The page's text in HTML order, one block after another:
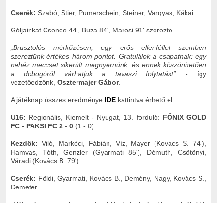
Cserék: Szabó, Stier, Pumerschein, Steiner, Vargyas, Kákai
Góljainkat Csende 44', Buza 84', Marosi 91' szerezte.
„Brusztolós mérkőzésen, egy erős ellenféllel szemben
szereztünk értékes három pontot. Gratulálok a csapatnak: egy
nehéz meccset sikerült megnyernünk, és ennek köszönhetően
a dobogóról várhatjuk a tavaszi folytatást” - így
vezetőedzőnk, Osztermajer Gábor.
A játéknap összes eredménye IDE kattintva érhető el.
U16: Regionális, Kiemelt - Nyugat, 13. forduló: FŐNIX GOLD
FC - PAKSI FC 2 - 0 (1 - 0)
Kezdők: Viló, Markóci, Fábián, Víz, Mayer (Kovács S. 74'),
Hamvas, Tóth, Genzler (Gyarmati 85'), Démuth, Csötönyi,
Váradi (Kovács B. 79')
Cserék: Földi, Gyarmati, Kovács B., Demény, Nagy, Kovács S.,
Demeter